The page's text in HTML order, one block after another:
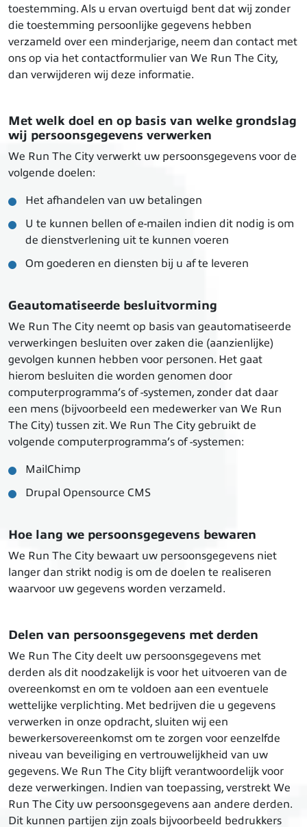
toestemming. Als u ervan overtuigd bent dat wij zonder
die toestemming persoonlijke gegevens hebben
verzameld over een minderjarige, neem dan contact met
ons op via het contactformulier van We Run The City,
dan verwijderen wij deze informatie.
Met welk doel en op basis van welke grondslag
wij persoonsgegevens verwerken
We Run The City verwerkt uw persoonsgegevens voor de
volgende doelen:
Het afhandelen van uw betalingen
U te kunnen bellen of e-mailen indien dit nodig is om
de dienstverlening uit te kunnen voeren
Om goederen en diensten bij u af te leveren
Geautomatiseerde besluitvorming
We Run The City neemt op basis van geautomatiseerde
verwerkingen besluiten over zaken die (aanzienlijke)
gevolgen kunnen hebben voor personen. Het gaat
hierom besluiten die worden genomen door
computerprogramma’s of -systemen, zonder dat daar
een mens (bijvoorbeeld een medewerker van We Run
The City) tussen zit. We Run The City gebruikt de
volgende computerprogramma’s of -systemen:
MailChimp
Drupal Opensource CMS
Hoe lang we persoonsgegevens bewaren
We Run The City bewaart uw persoonsgegevens niet
langer dan strikt nodig is om de doelen te realiseren
waarvoor uw gegevens worden verzameld.
Delen van persoonsgegevens met derden
We Run The City deelt uw persoonsgegevens met
derden als dit noodzakelijk is voor het uitvoeren van de
overeenkomst en om te voldoen aan een eventuele
wettelijke verplichting. Met bedrijven die u gegevens
verwerken in onze opdracht, sluiten wij een
bewerkersovereenkomst om te zorgen voor eenzelfde
niveau van beveiliging en vertrouwelijkheid van uw
gegevens. We Run The City blijft verantwoordelijk voor
deze verwerkingen. Indien van toepassing, verstrekt We
Run The City uw persoonsgegevens aan andere derden.
Dit kunnen partijen zijn zoals bijvoorbeeld bedrukkers